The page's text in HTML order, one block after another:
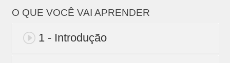
O QUE VOCÊ VAI APRENDER
1 - Introdução